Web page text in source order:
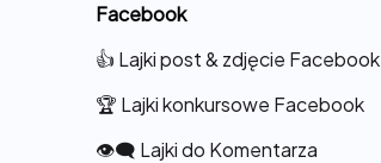
Facebook
👍 Lajki post & zdjęcie Facebook
🏆 Lajki konkursowe Facebook
👁️‍🗨️ Lajki do Komentarza